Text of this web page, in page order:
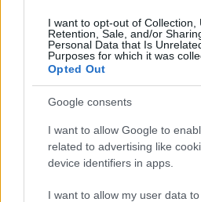
I want to opt-out of Collection,
Retention, Sale, and/or
Personal Data that Is
Purposes for which it was
Opted Out
Google consents
I want to allow Google to
related to advertising like
device identifiers in apps.
I want to allow my user data
Ha Bíró Szabolcs, akkor
kivétel természetesen erősíti
ezúttal a vikingek korába
kis fantasyt hozott össze
minden sorát. A szerző